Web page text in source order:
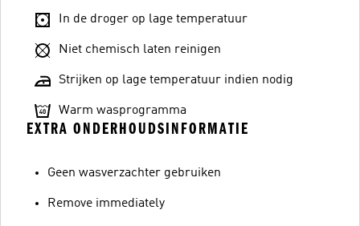
In de droger op lage temperatuur
Niet chemisch laten reinigen
Strijken op lage temperatuur indien nodig
Warm wasprogramma
EXTRA ONDERHOUDSINFORMATIE
Geen wasverzachter gebruiken
Remove immediately